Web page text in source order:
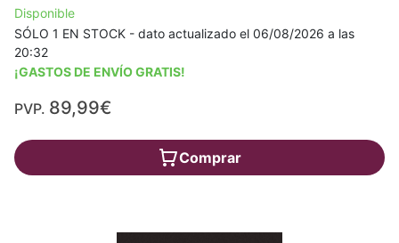
Disponible
SÓLO 1 EN STOCK - dato actualizado el 06/08/2026 a las
20:32
¡GASTOS DE ENVÍO GRATIS!
PVP. 89,99€
Comprar